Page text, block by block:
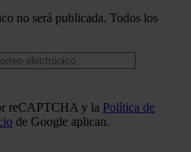
no será publicada. Todos los
reCAPTCHA y la Política de
de Google aplican.